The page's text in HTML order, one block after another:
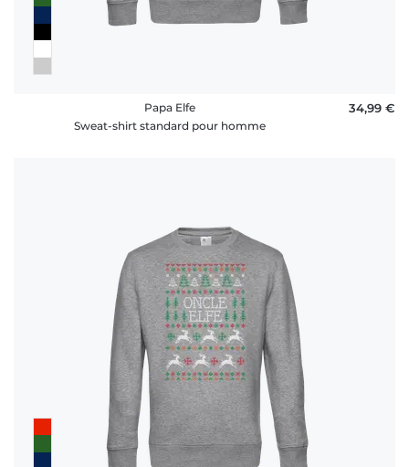
Papa Elfe
Sweat-shirt standard pour homme
34,99 €